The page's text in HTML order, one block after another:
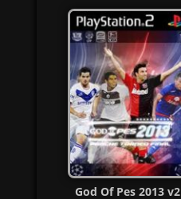
God Of Pes 2013 v2